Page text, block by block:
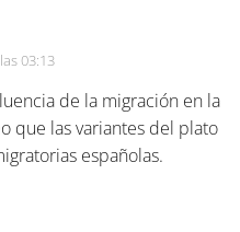
03:13
de la migración en la
que las variantes del plato
españolas.